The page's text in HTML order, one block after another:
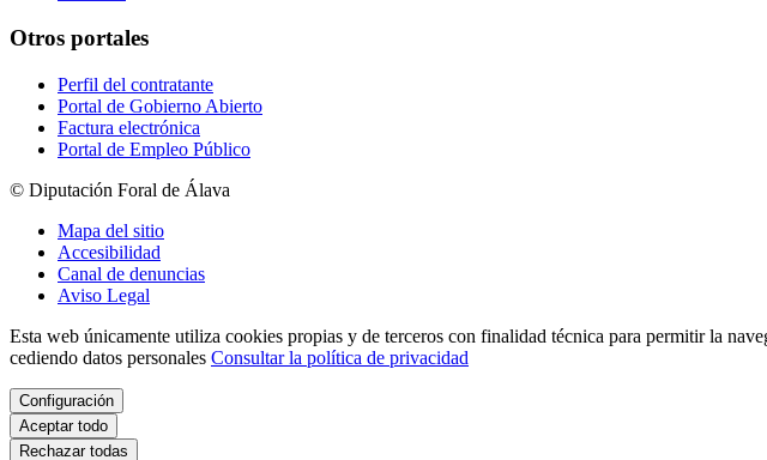
Otros portales
Perfil del contratante
Portal de Gobierno Abierto
Factura electrónica
Portal de Empleo Público
© Diputación Foral de Álava
Mapa del sitio
Accesibilidad
Canal de denuncias
Aviso Legal
Esta web únicamente utiliza cookies propias y de terceros con finalidad técnica para permitir la
cediendo datos personales Consultar la política de privacidad
Configuración
Aceptar todo
Rechazar todas